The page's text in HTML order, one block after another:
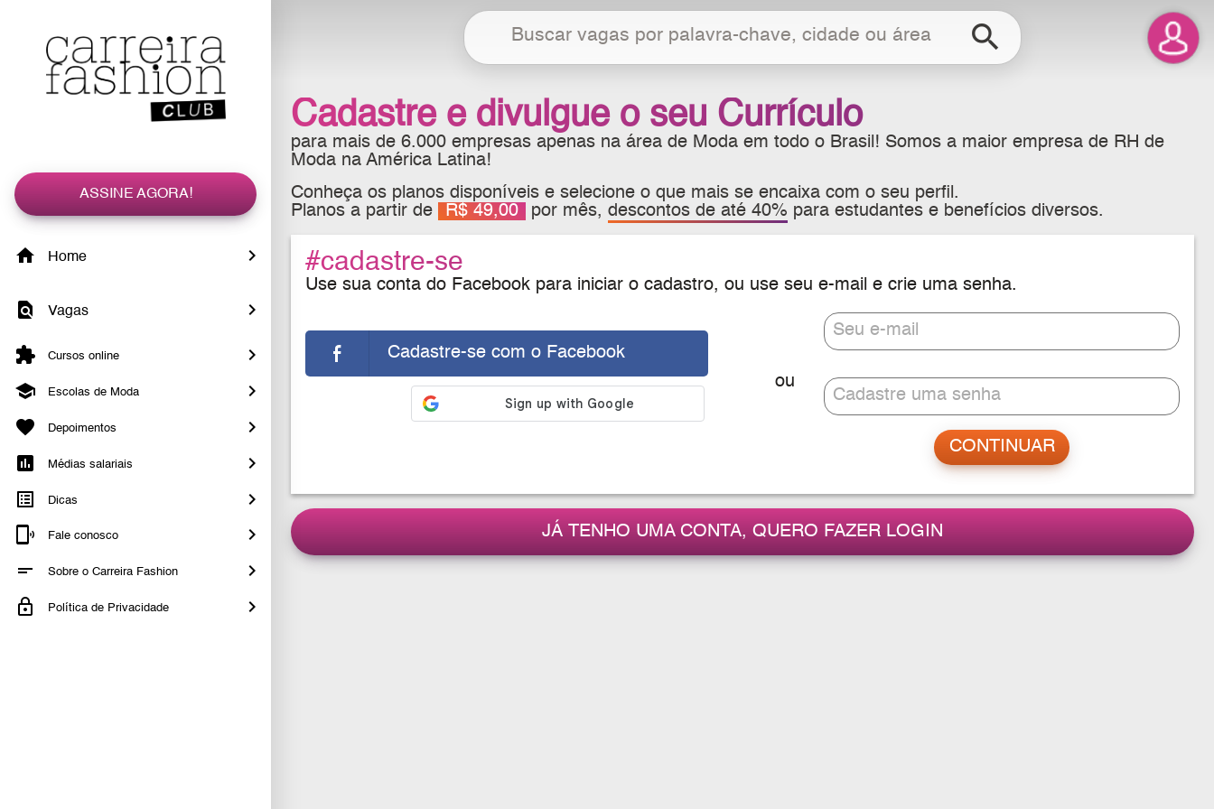
ASSINE AGORA!
Home
Vagas
Cursos online
Escolas de Moda
Depoimentos
Médias salariais
Dicas
Fale conosco
Sobre o Carreira Fashion
Política de Privacidade
search
Cadastre e divulgue o seu Currículo
para mais de 6.000 empresas apenas na área de Moda em todo o Brasil! Somos a maior empresa de RH de
Moda na América Latina!
Conheça os planos disponíveis e selecione o que mais se encaixa com o seu perfil.
Planos a partir de
R$ 49,00 por mês, descontos de até 40% para estudantes e benefícios diversos.
#cadastre-se
Use sua conta do Facebook para iniciar o cadastro, ou use seu e-mail e crie uma senha.
Cadastre-se com o Facebook
Seu e-mail
Cadastre uma senha
JÁ TENHO UMA CONTA, QUERO FAZER LOGIN